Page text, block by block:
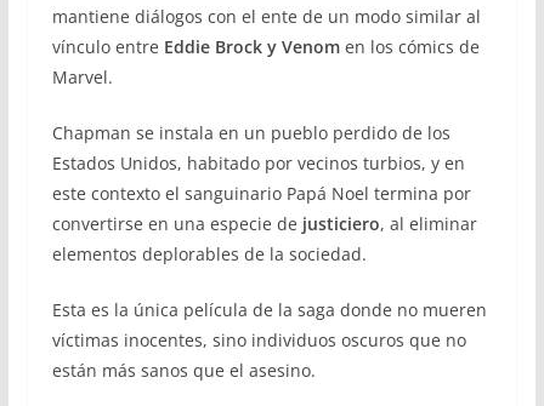
mantiene diálogos con el ente de un modo similar al
vínculo entre Eddie Brock y Venomen los cómics de
Marvel.
Chapman se instala en un pueblo perdido de los
Estados Unidos, habitado por vecinos turbios, y en
este contexto el sanguinario Papá Noel termina por
convertirse en una especie de justiciero, al eliminar
elementos deplorables de la sociedad.
Esta es la única película de la saga donde no mueren
víctimas inocentes, sino individuos oscuros que no
están más sanos que el asesino.